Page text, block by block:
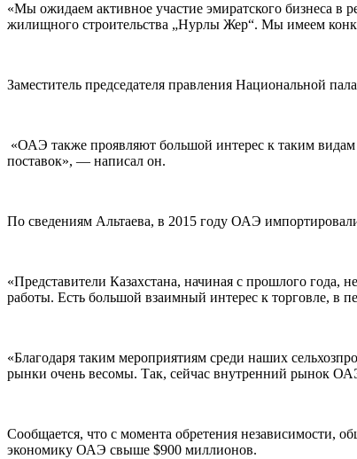
«Мы ожидаем активное участие эмиратского бизнеса в
жилищного строительства „Нурлы Жер“. Мы имеем
Заместитель председателя правления Национальной
«ОАЭ также проявляют большой интерес к таким видам
поставок», — написал он.
По сведениям Альтаева, в 2015 году ОАЭ
«Представители Казахстана, начиная с прошлого
работы. Есть большой взаимный интерес к торговле, в
«Благодаря таким мероприятиям среди наших
рынки очень весомы. Так, сейчас внутренний рынок
Сообщается, что с момента обретения независимости,
экономику ОАЭ свыше $900 миллионов.